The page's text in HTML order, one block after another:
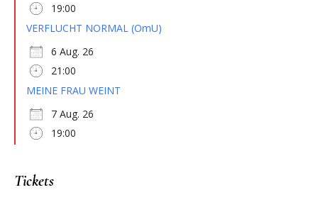
19:00
VERFLUCHT NORMAL (OmU)
6 Aug. 26
21:00
MEINE FRAU WEINT
7 Aug. 26
19:00
Tickets